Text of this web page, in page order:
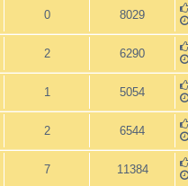
0 8029
2 6290
1 5054
2 6544
7 11384